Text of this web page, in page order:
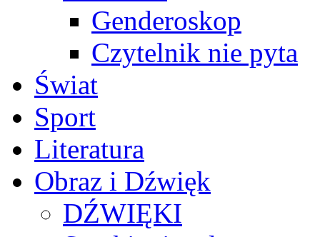
Genderoskop
Czytelnik nie pyta
Świat
Sport
Literatura
Obraz i Dźwięk
DŹWIĘKI